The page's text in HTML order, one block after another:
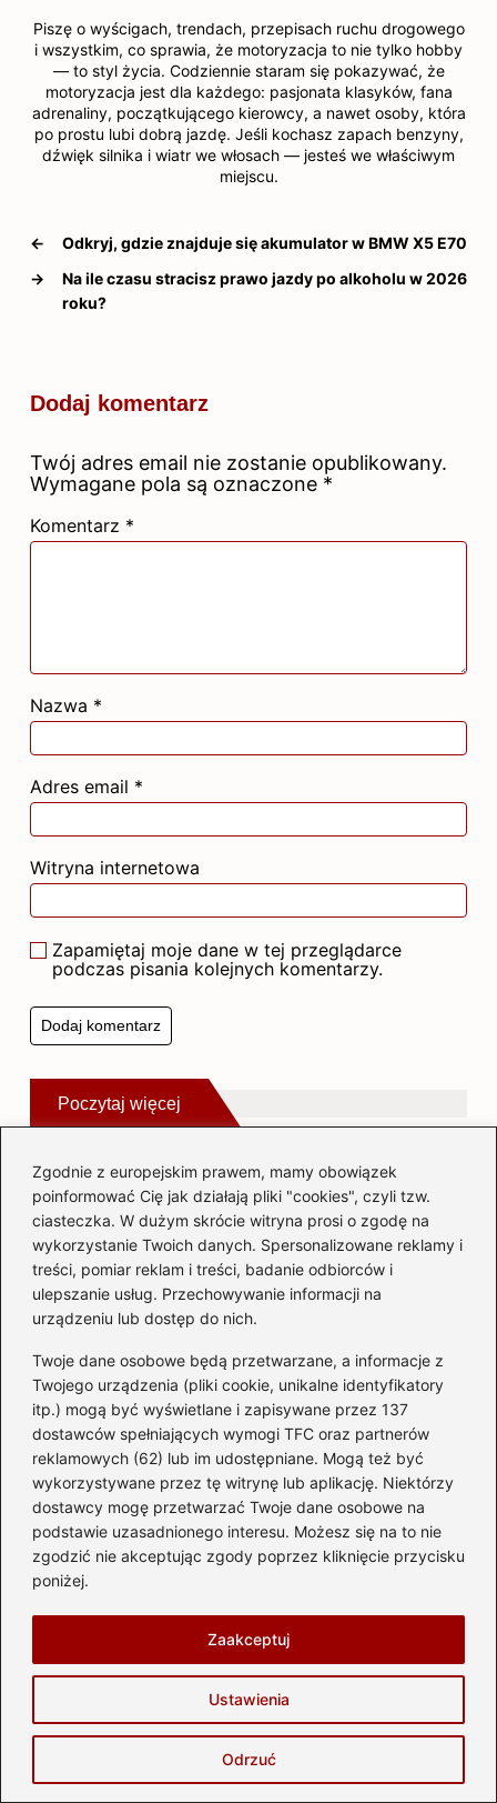
Zgodnie z europejskim prawem, mamy obowiązek
poinformować Cię jak działają pliki "cookies", czyli tzw.
ciasteczka. W dużym skrócie witryna prosi o zgodę na
wykorzystanie Twoich danych. Spersonalizowane reklamy i
treści, pomiar reklam i treści, badanie odbiorców i
ulepszanie usług. Przechowywanie informacji na
urządzeniu lub dostęp do nich.
Twoje dane osobowe będą przetwarzane, a informacje z
Twojego urządzenia (pliki cookie, unikalne identyfikatory
itp.) mogą być wyświetlane i zapisywane przez 137
dostawców spełniających wymogi TFC oraz partnerów
reklamowych (62) lub im udostępniane. Mogą też być
wykorzystywane przez tę witrynę lub aplikację. Niektórzy
dostawcy mogę przetwarzać Twoje dane osobowe na
podstawie uzasadnionego interesu. Możesz się na to nie
zgodzić nie akceptując zgody poprzez kliknięcie przycisku
poniżej.
Ustawienia
Odrzuć
Zaakceptuj
Piszę o wyścigach, trendach, przepisach ruchu drogowego
i wszystkim, co sprawia, że motoryzacja to nie tylko hobby
— to styl życia. Codziennie staram się pokazywać, że
motoryzacja jest dla każdego: pasjonata klasyków, fana
adrenaliny, początkującego kierowcy, a nawet osoby, która
po prostu lubi dobrą jazdę. Jeśli kochasz zapach benzyny,
dźwięk silnika i wiatr we włosach — jesteś we właściwym
miejscu.
←
Odkryj, gdzie znajduje się akumulator w BMW X5 E70
→
Na ile czasu stracisz prawo jazdy po alkoholu w 2026
roku?
Dodaj komentarz
Twój adres email nie zostanie opublikowany.
Wymagane pola są oznaczone *
Komentarz *
Nazwa *
Adres email *
Witryna internetowa
Zapamiętaj moje dane w tej przeglądarce
podczas pisania kolejnych komentarzy.
Poczytaj więcej
Kiedy najlepiej zakładać letnie opony,
aby zapewnić sobie bezpieczeństwo na
drodze?
2026-05-29